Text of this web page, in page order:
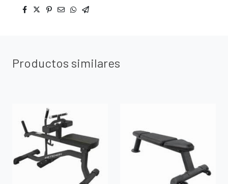
Productos similares